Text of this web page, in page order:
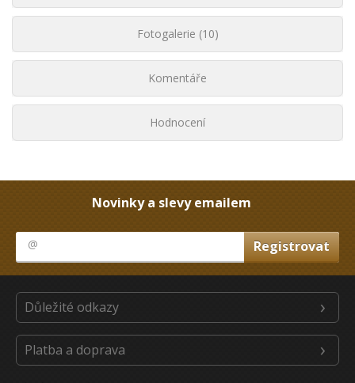
Fotogalerie (10)
Komentáře
Hodnocení
Novinky a slevy emailem
Důležité odkazy
Platba a doprava